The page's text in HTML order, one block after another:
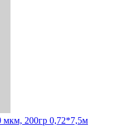
мкм, 200гр 0,72*7,5м